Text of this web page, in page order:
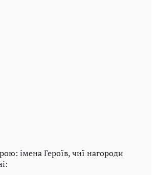
імена Героїв, чиї нагороди